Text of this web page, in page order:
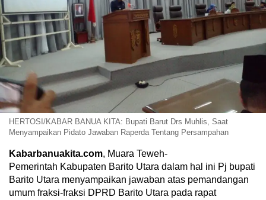
HERTOSI/KABAR BANUA KITA: Bupati Barut Drs Muhlis, Saat
Menyampaikan Pidato Jawaban Raperda Tentang Persampahan
Kabarbanuakita.com, Muara Teweh-
Pemerintah Kabupaten Barito Utara dalam hal ini Pj bupati
Barito Utara menyampaikan jawaban atas pemandangan
umum fraksi-fraksi DPRD Barito Utara pada rapat